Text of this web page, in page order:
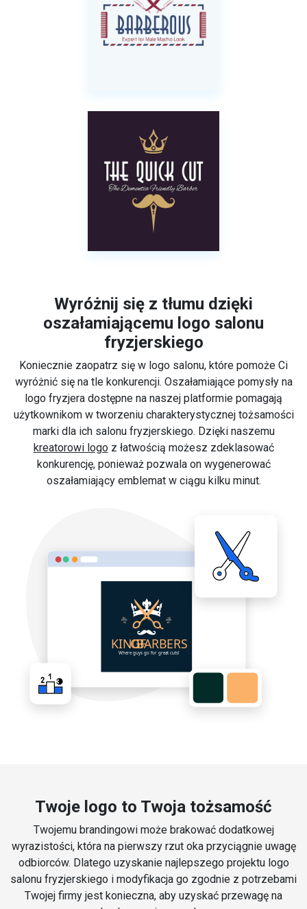
Wyróżnij się z tłumu dzięki
oszałamiającemu logo salonu
fryzjerskiego
Koniecznie zaopatrz się w logo salonu, które pomoże Ci
wyróżnić się na tle konkurencji. Oszałamiające pomysły na
logo fryzjera dostępne na naszej platformie pomagają
użytkownikom w tworzeniu charakterystycznej tożsamości
marki dla ich salonu fryzjerskiego. Dzięki naszemu
kreatorowi logoz łatwością możesz zdeklasować
konkurencję, ponieważ pozwala on wygenerować
oszałamiający emblemat w ciągu kilku minut.
Twoje logo to Twoja tożsamość
Twojemu brandingowi może brakować dodatkowej
wyrazistości, która na pierwszy rzut oka przyciągnie uwagę
odbiorców. Dlatego uzyskanie najlepszego projektu logo
salonu fryzjerskiego i modyfikacja go zgodnie z potrzebami
Twojej firmy jest konieczna, aby uzyskać przewagę na